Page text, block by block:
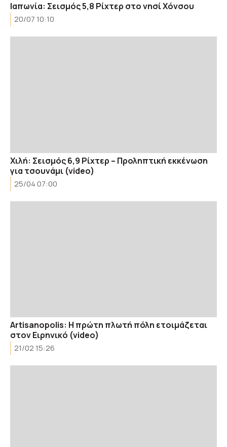
Ιαπωνία: Σεισμός 5,8 Ρίχτερ στο νησί Χόνσου
20/07 10:10
Χιλή: Σεισμός 6,9 Ρίχτερ – Προληπτική εκκένωση
για τσουνάμι (video)
25/04 07:00
Artisanopolis: Η πρώτη πλωτή πόλη ετοιμάζεται
στον Ειρηνικό (video)
21/02 15:26